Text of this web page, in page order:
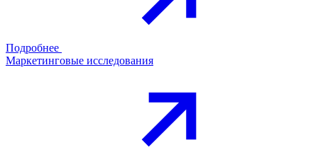
Подробнее
Маркетинговые исследования